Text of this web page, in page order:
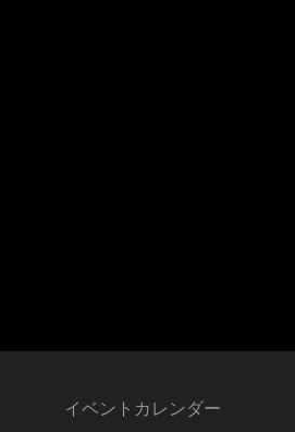
イベントカレンダー